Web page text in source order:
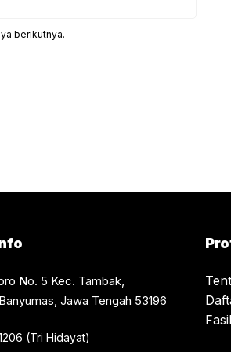
berikutnya.
No. 5 Kec. Tambak,
Jawa Tengah 53196
(Tri Hidayat)